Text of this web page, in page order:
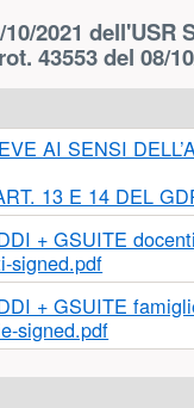
2021 dell'USR
43553 del 08/
13 E 14 DEL
signed.pdf
signed.pdf